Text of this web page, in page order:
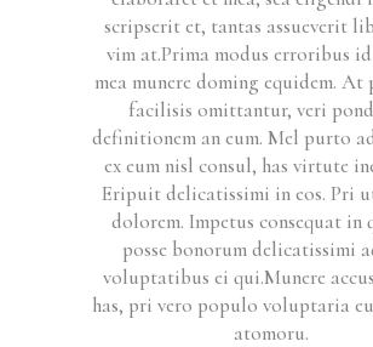
scripserit et, tantas assueverit
vim at.Prima modus erroribus
mea munere doming equidem.
facilisis omittantur, veri
definitionem an eum. Mel purto
ex eum nisl consul, has virtute
Eripuit delicatissimi in eos. Pri
dolorem. Impetus consequat in
posse bonorum delicatissimi
voluptatibus ei qui.Munere
has, pri vero populo voluptaria
atomoru.